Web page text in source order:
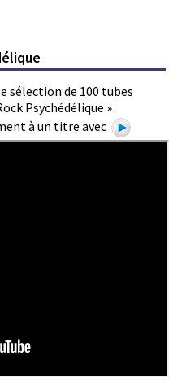
sélection de 100 tubes
Psychédélique »
à un titre avec